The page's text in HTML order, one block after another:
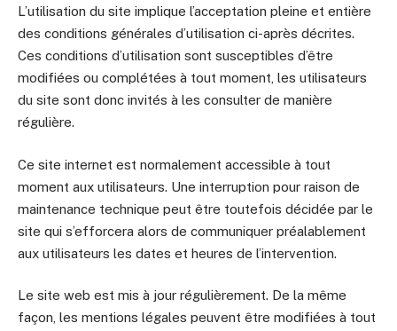
L’utilisation du site implique l’acceptation pleine et entière
des conditions générales d’utilisation ci-après décrites.
Ces conditions d’utilisation sont susceptibles d’être
modifiées ou complétées à tout moment, les utilisateurs
du site sont donc invités à les consulter de manière
régulière.
Ce site internet est normalement accessible à tout
moment aux utilisateurs. Une interruption pour raison de
maintenance technique peut être toutefois décidée par le
site qui s’efforcera alors de communiquer préalablement
aux utilisateurs les dates et heures de l’intervention.
Le site web est mis à jour régulièrement. De la même
façon, les mentions légales peuvent être modifiées à tout